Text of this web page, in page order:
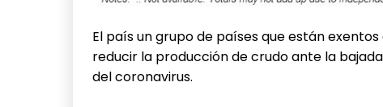
El país un grupo de países que están
reducir la producción de crudo ante la
del coronavirus.